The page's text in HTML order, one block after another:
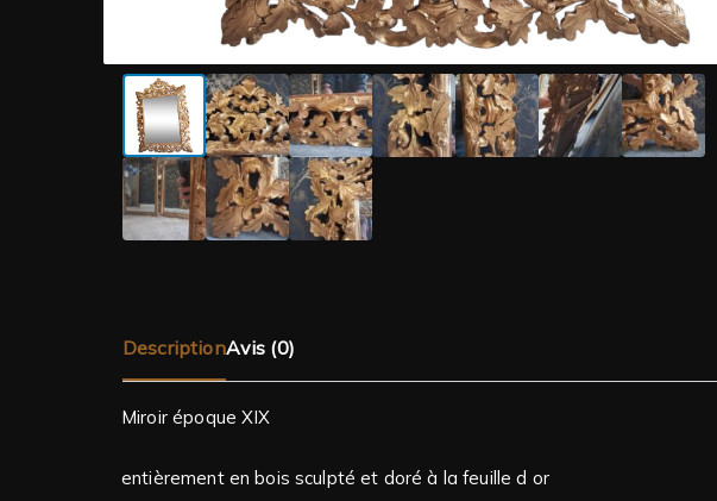
DescriptionAvis (0)
Miroir époque XIX
entièrement en bois sculpté et doré à la feuille d or